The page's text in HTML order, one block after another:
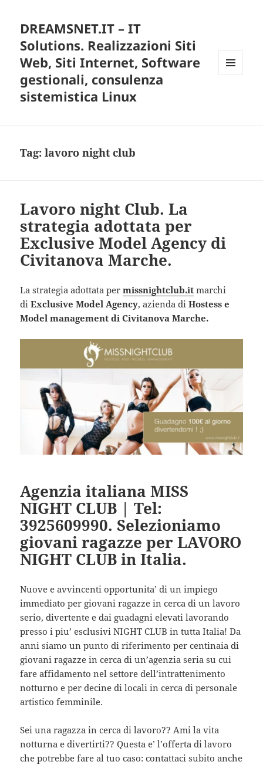
DREAMSNET.IT – IT
Solutions. Realizzazioni Siti
Web, Siti Internet, Software
gestionali, consulenza
sistemistica Linux
Tag:lavoro night club
Lavoro night Club. La
strategia adottata per
Exclusive Model Agency di
Civitanova Marche.
La strategia adottata permissnightclub.it marchi
diExclusive Model Agency, azienda diHostess e
Model management di Civitanova Marche.
Agenzia italiana MISS
NIGHT CLUB | Tel:
3925609990. Selezioniamo
giovani ragazze per LAVORO
NIGHT CLUB in Italia.
Nuove e avvincenti opportunita’ di un impiego
immediato per giovani ragazze in cerca di un lavoro
serio, divertente e dai guadagni elevati lavorando
presso i piu’ esclusivi NIGHT CLUB in tutta Italia! Da
anni siamo un punto di riferimento per centinaia di
giovani ragazze in cerca di un’agenzia seria su cui
fare affidamento nel settore dell’intrattenimento
notturno e per decine di locali in cerca di personale
artistico femminile.
Sei una ragazza in cerca di lavoro?? Ami la vita
notturna e divertirti?? Questa e’ l’offerta di lavoro
che potrebbe fare al tuo caso: contattaci subito anche